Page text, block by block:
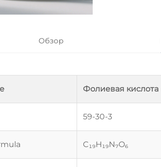
Обзор
Фолиевая кислота
59-30-3
C₁₉H₁₉N₇O₆